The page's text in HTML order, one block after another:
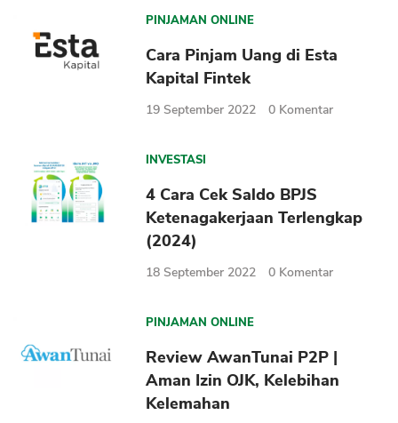
Crypto
Assets Crypto
Asuransi Jiwa
Asuransi Kesehatan
Asuransi Syariah
PINJAMAN ONLINE
Cara Pinjam Uang di Esta
Kapital Fintek
19 September 2022 0 Komentar
INVESTASI
4 Cara Cek Saldo BPJS
Ketenagakerjaan Terlengkap
(2024)
18 September 2022 0 Komentar
PINJAMAN ONLINE
Review AwanTunai P2P |
Aman Izin OJK, Kelebihan
Kelemahan